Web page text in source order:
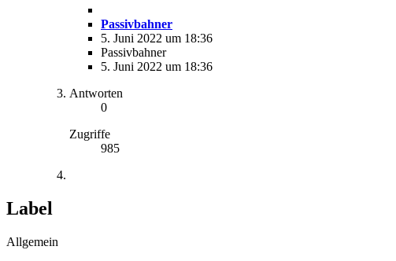
Passivbahner
5. Juni 2022 um 18:36
Passivbahner
5. Juni 2022 um 18:36
Antworten
0
Zugriffe
985
Label
Allgemein